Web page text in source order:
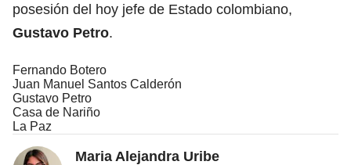
posesión del hoy jefe de Estado colombiano,
Gustavo Petro.
Fernando Botero
Juan Manuel Santos Calderón
Gustavo Petro
Casa de Nariño
La Paz
Maria Alejandra Uribe